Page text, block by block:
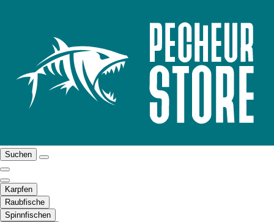
Suchen
Karpfen
Raubfische
Spinnfischen